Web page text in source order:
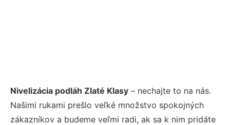
Nivelizácia podláh Zlaté Klasy – nechajte to na nás.
Našimi rukami prešlo veľké množstvo spokojných
zákazníkov a budeme veľmi radi, ak sa k nim pridáte